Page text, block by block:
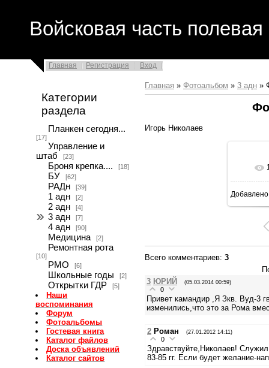
Войсковая часть полевая
Главная Регистрация Вход
Категории
раздела
Планкен сегодня...
[17]
Управление и
штаб
[23]
Броня крепка.... [18]
БУ [62]
РАДн [39]
1 адн [2]
2 адн [4]
3 адн [7]
4 адн [90]
Медицина [2]
Ремонтная рота
[10]
РМО [6]
Школьные годы [2]
Открытки ГДР [5]
Наши
воспоминания
Форум
Фотоальбомы
Гостевая книга
Каталог файлов
Доска объявлений
Каталог сайтов
Главная » Фотоальбом » 3 адн »
Игорь Николаев
Добавлено
Всего комментариев: 3
3 ЮРИЙ (05.03.2014 00:59)
0
Привет камандир ,Я Зкв. Вуд-3
изменились,что это за Рома
2 Роман (27.01.2012 14:11)
0
Здравствуйте,Николаев!
83-85 гг. Если будет желание-